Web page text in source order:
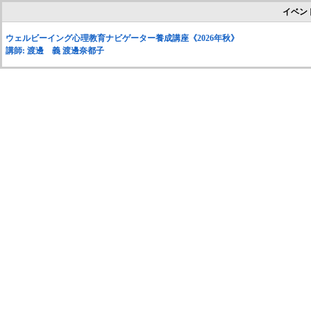
イベン
ウェルビーイング心理教育ナビゲーター養成講座《2026年秋》
講師: 渡邊 義 渡邊奈都子